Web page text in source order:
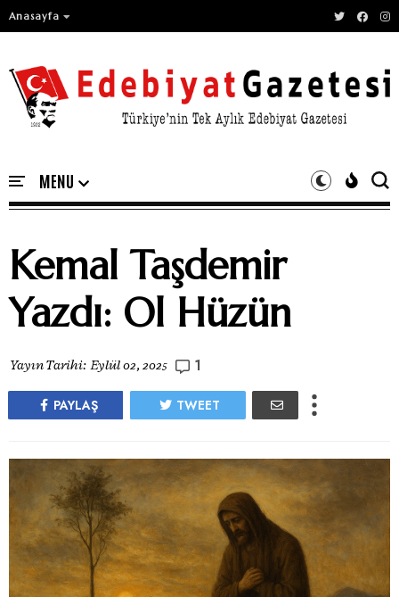
Anasayfa
Kemal Taşdemir
Yazdı: Ol Hüzün
Yayın Tarihi: Eylül 02, 2025 1
PAYLAŞ TWEET